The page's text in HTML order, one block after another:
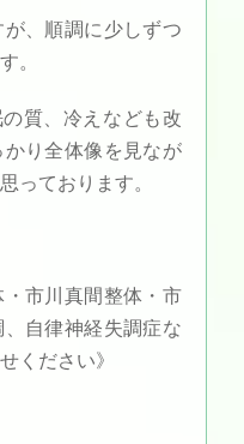
、順調に少しずつ
。
質、冷えなども改
り全体像を見なが
っております。
・市川真間整体・市
自律神経失調症な
ください》